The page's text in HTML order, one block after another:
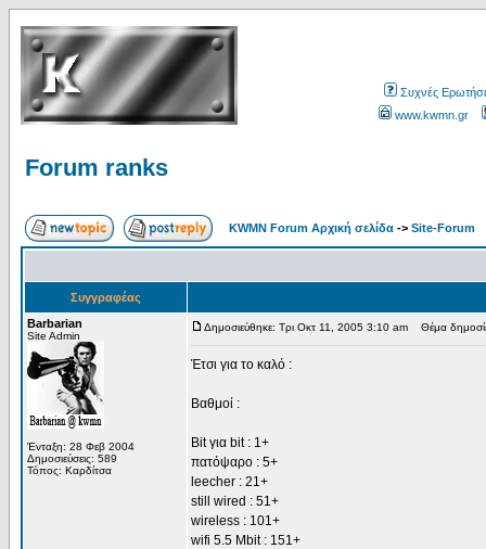
Συχνές
www.kwmn.gr
Forum ranks
KWMN Forum Αρχική σελίδα -> Site-Forum
Συγγραφέας
Barbarian
Site Admin
Ένταξη: 28 Φεβ 2004
Δημοσιεύσεις: 589
Τόπος: Καρδίτσα
Δημοσιεύθηκε: Τρι Οκτ 11, 2005 3:10 am Θέμα
Έτσι για το καλό :
Βαθμοί :
Bit για bit : 1+
πατόψαρο : 5+
leecher : 21+
still wired : 51+
wireless : 101+
wifi 5.5 Mbit : 151+